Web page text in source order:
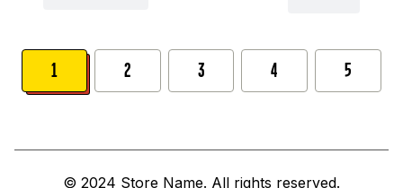
1 2 3 4 5
© 2024 Store Name. All rights reserved.